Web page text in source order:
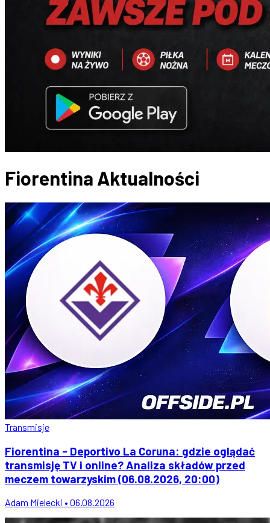
Fiorentina Aktualności
Transmisje
Fiorentina - Deportivo La Coruna: gdzie oglądać
transmisję TV i online? Analiza składów przed
meczem towarzyskim (06.08.2026, 20:00)
Adam Mielecki • 06.08.2026